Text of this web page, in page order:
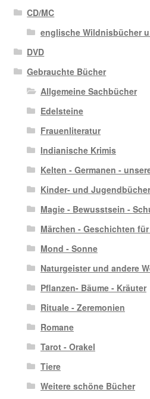
CD/MC
englische Wildnisbücher
DVD
Gebrauchte Bücher
Allgemeine Sachbücher
Edelsteine
Frauenliteratur
Indianische Krimis
Kelten - Germanen -
Kinder- und Jugendbücher
Magie - Bewusstsein -
Märchen - Geschichten
Mond - Sonne
Naturgeister und andere
Pflanzen- Bäume - Kräuter
Rituale - Zeremonien
Romane
Tarot - Orakel
Tiere
Weitere schöne Bücher